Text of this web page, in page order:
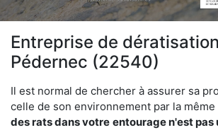
Entreprise de
Pédernec (22540)
Il est normal de chercher à assurer sa
celle de son environnement par la
des rats dans votre entourage n'est pas